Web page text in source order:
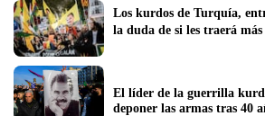
Los kurdos de Turquía,
la duda de si les traerá más
El líder de la guerrilla
deponer las armas tras 40